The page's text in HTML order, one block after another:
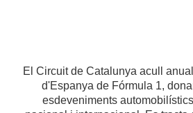
El Circuit de Catalunya acull
d'Espanya de Fórmula 1,
esdeveniments